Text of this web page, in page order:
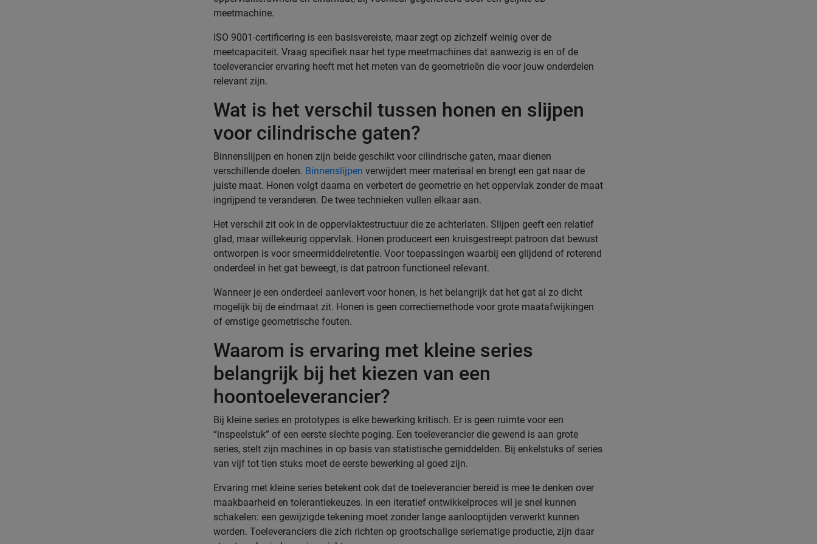
meetmachine.
ISO 9001-certificering is een basisvereiste, maar zegt op zichzelf weinig over de
meetcapaciteit. Vraag specifiek naar het type meetmachines dat aanwezig is en of de
toeleverancier ervaring heeft met het meten van de geometrieën die voor jouw onderdelen
relevant zijn.
Wat is het verschil tussen honen en slijpen
voor cilindrische gaten?
Binnenslijpen en honen zijn beide geschikt voor cilindrische gaten, maar dienen
verschillende doelen. Binnenslijpen verwijdert meer materiaal en brengt een gat naar de
juiste maat. Honen volgt daarna en verbetert de geometrie en het oppervlak zonder de maat
ingrijpend te veranderen. De twee technieken vullen elkaar aan.
Het verschil zit ook in de oppervlaktestructuur die ze achterlaten. Slijpen geeft een relatief
glad, maar willekeurig oppervlak. Honen produceert een kruisgestreept patroon dat bewust
ontworpen is voor smeermiddelretentie. Voor toepassingen waarbij een glijdend of roterend
onderdeel in het gat beweegt, is dat patroon functioneel relevant.
Wanneer je een onderdeel aanlevert voor honen, is het belangrijk dat het gat al zo dicht
mogelijk bij de eindmaat zit. Honen is geen correctiemethode voor grote maatafwijkingen
of ernstige geometrische fouten.
Waarom is ervaring met kleine series
belangrijk bij het kiezen van een
hoontoeleverancier?
Bij kleine series en prototypes is elke bewerking kritisch. Er is geen ruimte voor een
“inspeelstuk” of een eerste slechte poging. Een toeleverancier die gewend is aan grote
series, stelt zijn machines in op basis van statistische gemiddelden. Bij enkelstuks of series
van vijf tot tien stuks moet de eerste bewerking al goed zijn.
Ervaring met kleine series betekent ook dat de toeleverancier bereid is mee te denken over
maakbaarheid en tolerantiekeuzes. In een iteratief ontwikkelproces wil je snel kunnen
schakelen: een gewijzigde tekening moet zonder lange aanlooptijden verwerkt kunnen
worden. Toeleveranciers die zich richten op grootschalige seriematige productie, zijn daar